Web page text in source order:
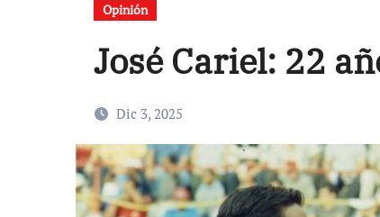
Opinión
José Cariel: 22
Dic 3, 2025